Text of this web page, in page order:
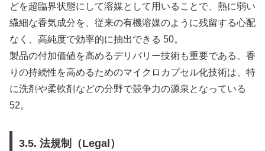
どを超臨界状態にして溶媒として用いることで、熱に弱い
繊細な香気成分を、従来の有機溶媒のように残留する心配
なく、高純度で効率的に抽出できる 50。
製品の付加価値を高めるデリバリー技術も重要である。香
りの持続性を高めるためのマイクロカプセル化技術は、特
に洗剤や柔軟剤などの分野で競争力の源泉となっている
52。
3.5. 法規制（Legal）